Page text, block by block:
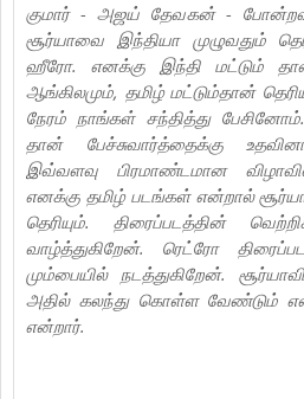
குமார் - அஜய் தேவகன் -
சூர்யாவை இந்தியா முழுவதும்
ஹீரோ. எனக்கு இந்தி மட்டும் தான்
ஆங்கிலமும், தமிழ் மட்டும்தான்
நேரம் நாங்கள் சந்தித்து
தான் பேச்சுவார்த்தைக்கு
இவ்வளவு பிரமாண்டமான
எனக்கு தமிழ் படங்கள் என்றால்
தெரியும். திரைப்படத்தின்
வாழ்த்துகிறேன். ரெட்ரோ
மும்பையில் நடத்துகிறேன்.
அதில் கலந்து கொள்ள வேண்டும் என
என்றார்.